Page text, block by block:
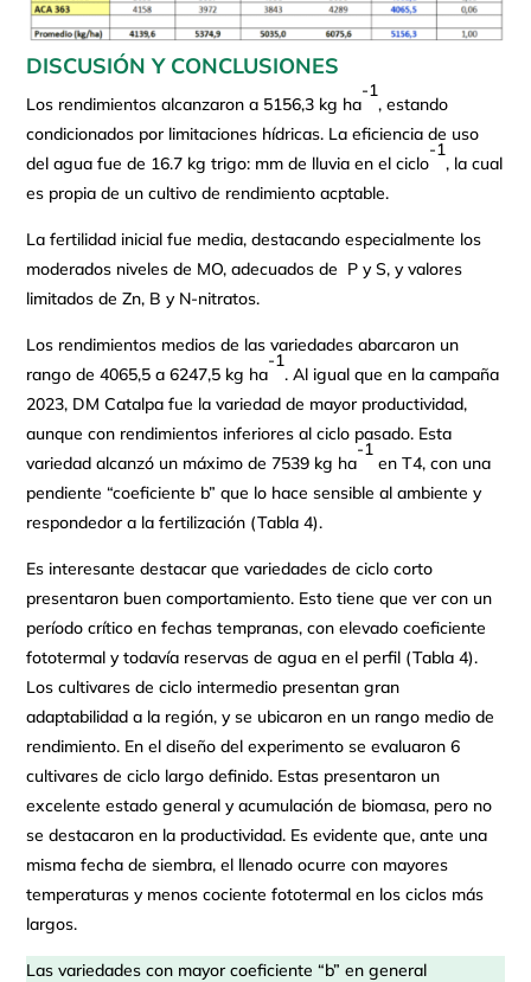
DISCUSIÓN Y CONCLUSIONES
Los rendimientos alcanzaron a 5156,3 kg ha
-1
, estando
condicionados por limitaciones hídricas. La eficiencia de uso
del agua fue de 16.7 kg trigo: mm de lluvia en el ciclo
-1
, la cual
es propia de un cultivo de rendimiento acptable.
La fertilidad inicial fue media, destacando especialmente los
moderados niveles de MO, adecuados de P y S, y valores
limitados de Zn, B y N-nitratos.
Los rendimientos medios de las variedades abarcaron un
rango de 4065,5 a 6247,5 kg ha
-1
. Al igual que en la campaña
2023, DM Catalpa fue la variedad de mayor productividad,
aunque con rendimientos inferiores al ciclo pasado. Esta
variedad alcanzó un máximo de 7539 kg ha
-1
en T4, con una
pendiente “coeficiente b” que lo hace sensible al ambiente y
respondedor a la fertilización (Tabla 4).
Es interesante destacar que variedades de ciclo corto
presentaron buen comportamiento. Esto tiene que ver con un
período crítico en fechas tempranas, con elevado coeficiente
fototermal y todavía reservas de agua en el perfil (Tabla 4).
Los cultivares de ciclo intermedio presentan gran
adaptabilidad a la región, y se ubicaron en un rango medio de
rendimiento. En el diseño del experimento se evaluaron 6
cultivares de ciclo largo definido. Estas presentaron un
excelente estado general y acumulación de biomasa, pero no
se destacaron en la productividad. Es evidente que, ante una
misma fecha de siembra, el llenado ocurre con mayores
temperaturas y menos cociente fototermal en los ciclos más
largos.
Las variedades con mayor coeficiente “b” en general